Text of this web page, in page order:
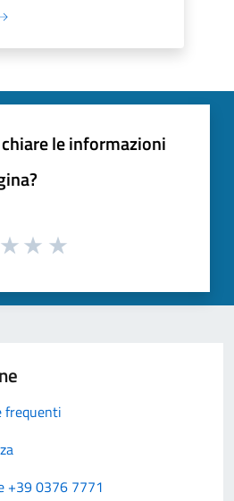
le informazioni
frequenti
+39 0376 7771